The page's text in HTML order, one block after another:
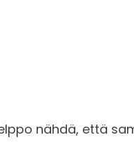
nähdä, että